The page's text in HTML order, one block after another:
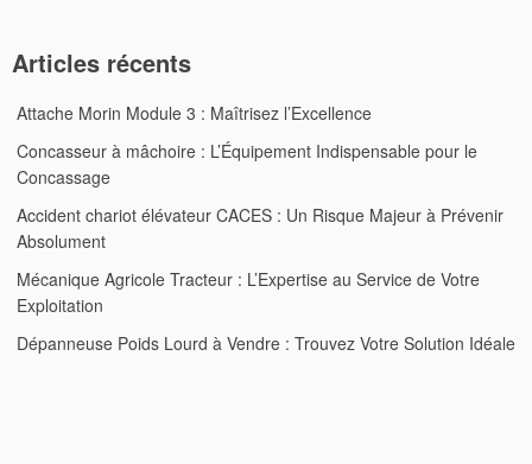
Articles récents
Attache Morin Module 3 : Maîtrisez l’Excellence
Concasseur à mâchoire : L’Équipement Indispensable pour le
Concassage
Accident chariot élévateur CACES : Un Risque Majeur à Prévenir
Absolument
Mécanique Agricole Tracteur : L’Expertise au Service de Votre
Exploitation
Dépanneuse Poids Lourd à Vendre : Trouvez Votre Solution Idéale